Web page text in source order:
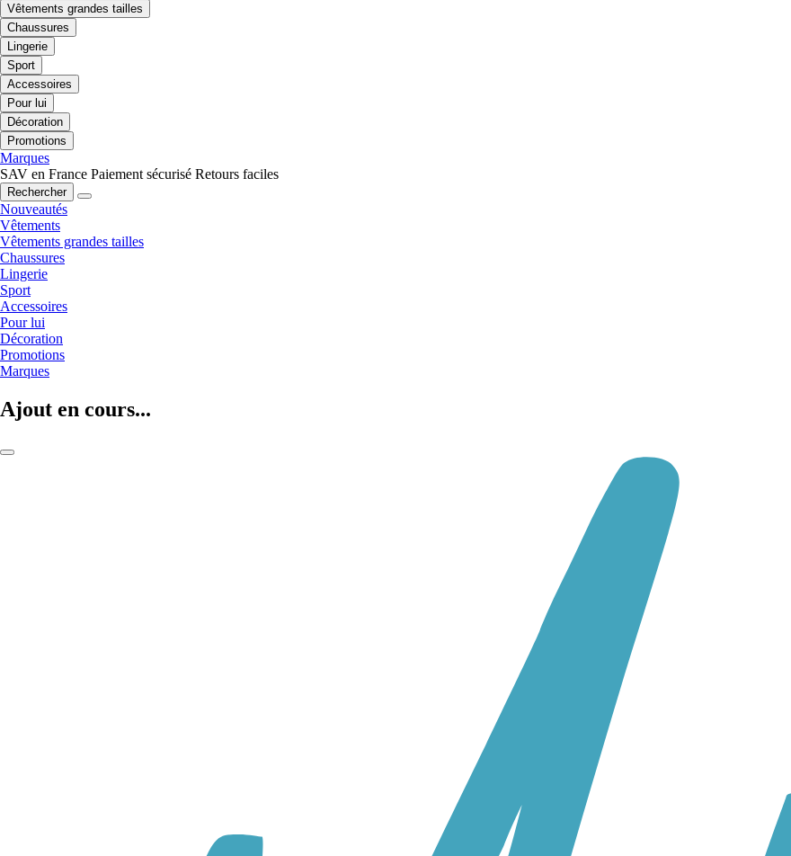
Vêtements grandes tailles
Chaussures
Lingerie
Sport
Accessoires
Pour lui
Décoration
Promotions
Marques
SAV en France Paiement sécurisé Retours faciles
Rechercher
Nouveautés
Vêtements
Vêtements grandes tailles
Chaussures
Lingerie
Sport
Accessoires
Pour lui
Décoration
Promotions
Marques
Ajout en cours...